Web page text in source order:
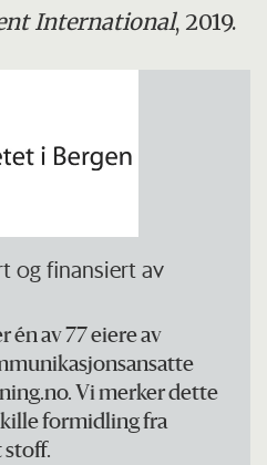
International, 2019.
og finansiert av
én av 77 eiere av
Vi merker dette
formidling fra
stoff.